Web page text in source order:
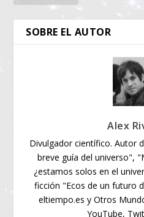
SOBRE EL AUTOR
Alex
Divulgador científico. Autor
breve guía del universo",
¿estamos solos en el
ficción "Ecos de un futuro
eltiempo.es y Otros
YouTube,